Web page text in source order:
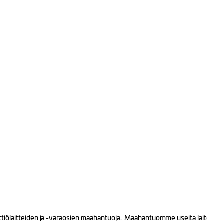
ja -varaosien maahantuoja. Maahantuomme useita